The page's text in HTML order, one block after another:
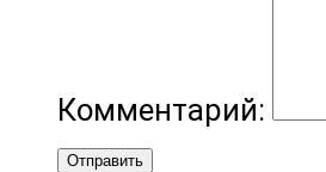
Комментарий:
Отправить